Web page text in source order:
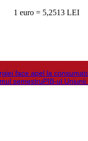
1 euro = 5,2513 LEI
face apel la
semestruPIB-ul